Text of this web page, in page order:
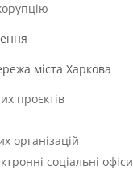
міста Харкова
проєктів
організацій
соціальні офіси